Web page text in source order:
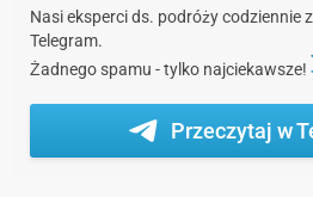
Nasi eksperci ds. podróży codziennie
Telegram.
Żadnego spamu - tylko najciekawsze!
Przeczytaj w